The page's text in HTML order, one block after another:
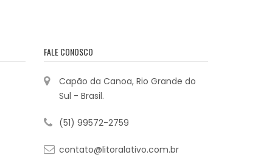
FALE CONOSCO
Capão da Canoa, Rio Grande do
Sul - Brasil.
(51) 99572-2759
contato@litoralativo.com.br